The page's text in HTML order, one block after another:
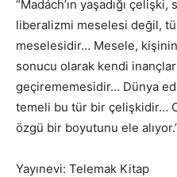
“Madách’ın yaşadığı
liberalizmi meselesi değil,
meselesidir… Mesele,
sonucu olarak kendi
geçirememesidir… Dünya
temeli bu tür bir çelişkidir…
özgü bir boyutunu ele
Yayınevi: Telemak Kitap